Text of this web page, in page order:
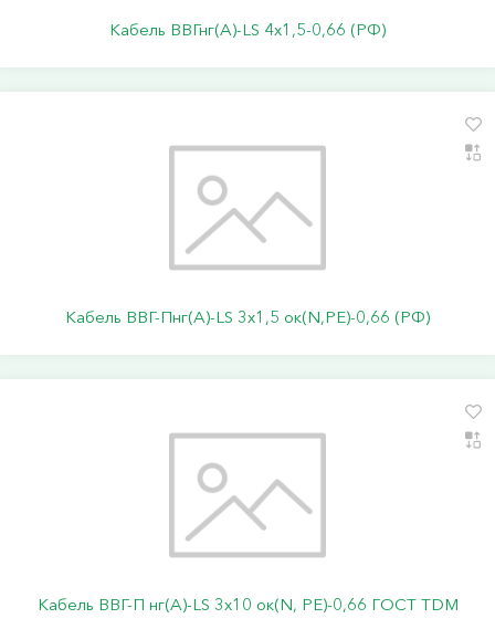
Кабель ВВГнг(А)-LS 4х1,5-0,66 (РФ)
Кабель ВВГ-Пнг(А)-LS 3х1,5 ок(N,PE)-0,66 (РФ)
Кабель ВВГ-П нг(А)-LS 3х10 ок(N, PE)-0,66 ГОСТ TDM